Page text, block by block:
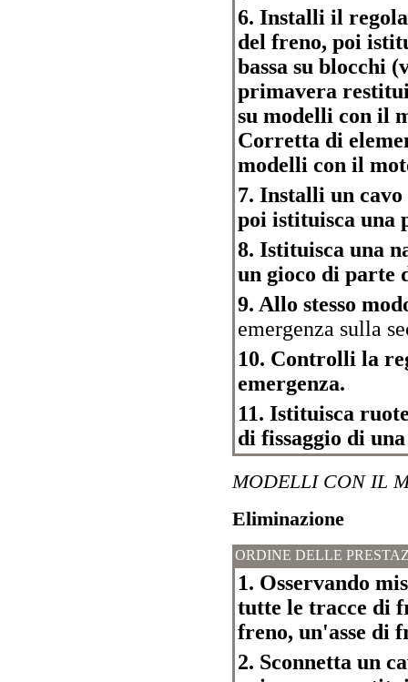
6. Installi il
del freno, poi
bassa su blocchi
primavera
su modelli con il
Corretta di
modelli con il
7. Installi un
poi istituisca una
8. Istituisca una
un gioco di parte
9. Allo stesso
emergenza sulla
10. Controlli la
emergenza.
11. Istituisca
di fissaggio di
MODELLI CON IL
Eliminazione
ORDINE DELLE
1. Osservando
tutte le tracce di
freno, un'asse di
2. Sconnetta un